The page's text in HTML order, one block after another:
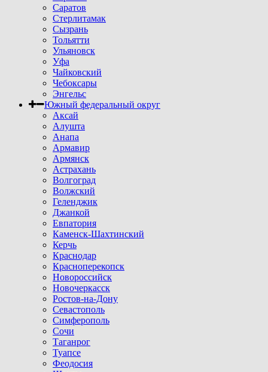
Саратов
Стерлитамак
Сызрань
Тольятти
Ульяновск
Уфа
Чайковский
Чебоксары
Энгельс
Южный федеральный округ
Аксай
Алушта
Анапа
Армавир
Армянск
Астрахань
Волгоград
Волжский
Геленджик
Джанкой
Евпатория
Каменск-Шахтинский
Керчь
Краснодар
Красноперекопск
Новороссийск
Новочеркасск
Ростов-на-Дону
Севастополь
Симферополь
Сочи
Таганрог
Туапсе
Феодосия